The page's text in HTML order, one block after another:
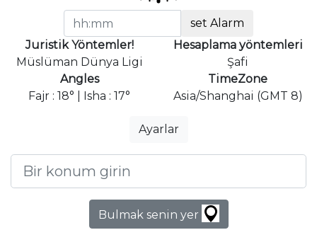
set Alarm
Juristik Yöntemler!
Müslüman Dünya Ligi
Hesaplama yöntemleri
Şafi
Angles
Fajr : 18° | Isha : 17°
TimeZone
Asia/Shanghai (GMT 8)
Ayarlar
Bulmak senin yer